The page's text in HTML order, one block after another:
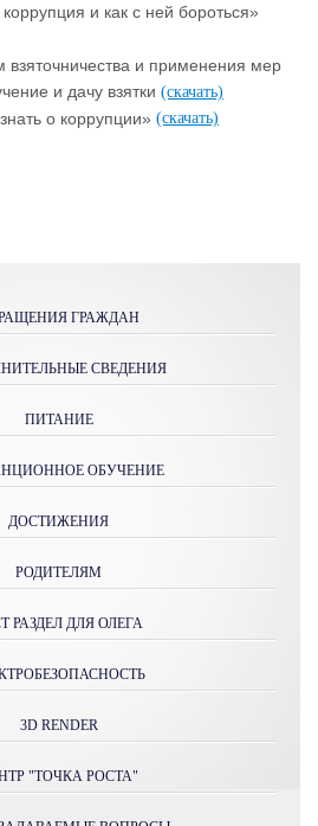
и как с ней бороться»
взяточничества и применения мер
и дачу взятки (скачать)
о коррупции» (скачать)
ГРАЖДАН
СВЕДЕНИЯ
ПИТАНИЕ
ОБУЧЕНИЕ
ДОСТИЖЕНИЯ
РОДИТЕЛЯМ
РАЗДЕЛ ДЛЯ ОЛЕГА
3D RENDER
"ТОЧКА РОСТА"